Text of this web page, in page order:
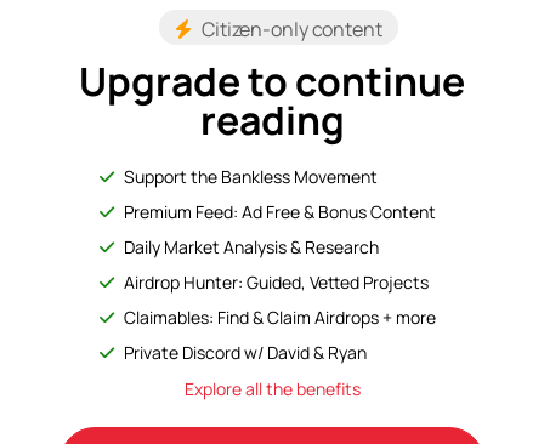
Citizen-only content
Upgrade to continue
reading
Support the Bankless Movement
Premium Feed: Ad Free & Bonus Content
Daily Market Analysis & Research
Airdrop Hunter: Guided, Vetted Projects
Claimables: Find & Claim Airdrops + more
Private Discord w/ David & Ryan
Explore all the benefits